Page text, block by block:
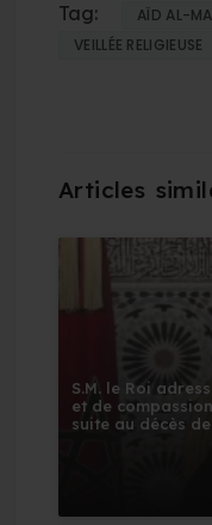
Tag: AÏD AL-
VEILLÉE RELIGIEUSE
S.M. le Roi
et de
suite au décès